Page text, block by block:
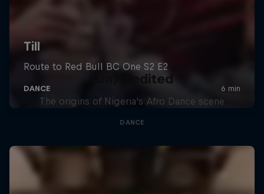
(Un)credited
The origins of Nigeria's Afro Dance scene
DANCE